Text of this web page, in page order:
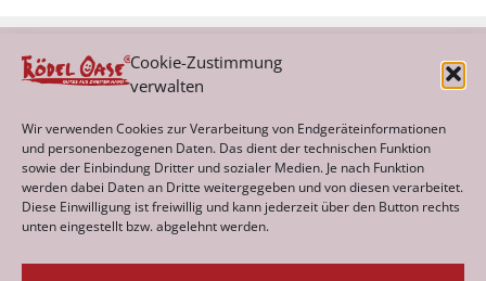
Cookie-Zustimmung
verwalten
Wir verwenden Cookies zur Verarbeitung von Endgeräteinformationen
und personenbezogenen Daten. Das dient der technischen Funktion
sowie der Einbindung Dritter und sozialer Medien. Je nach Funktion
werden dabei Daten an Dritte weitergegeben und von diesen verarbeitet.
Diese Einwilligung ist freiwillig und kann jederzeit über den Button rechts
unten eingestellt bzw. abgelehnt werden.
Archiv